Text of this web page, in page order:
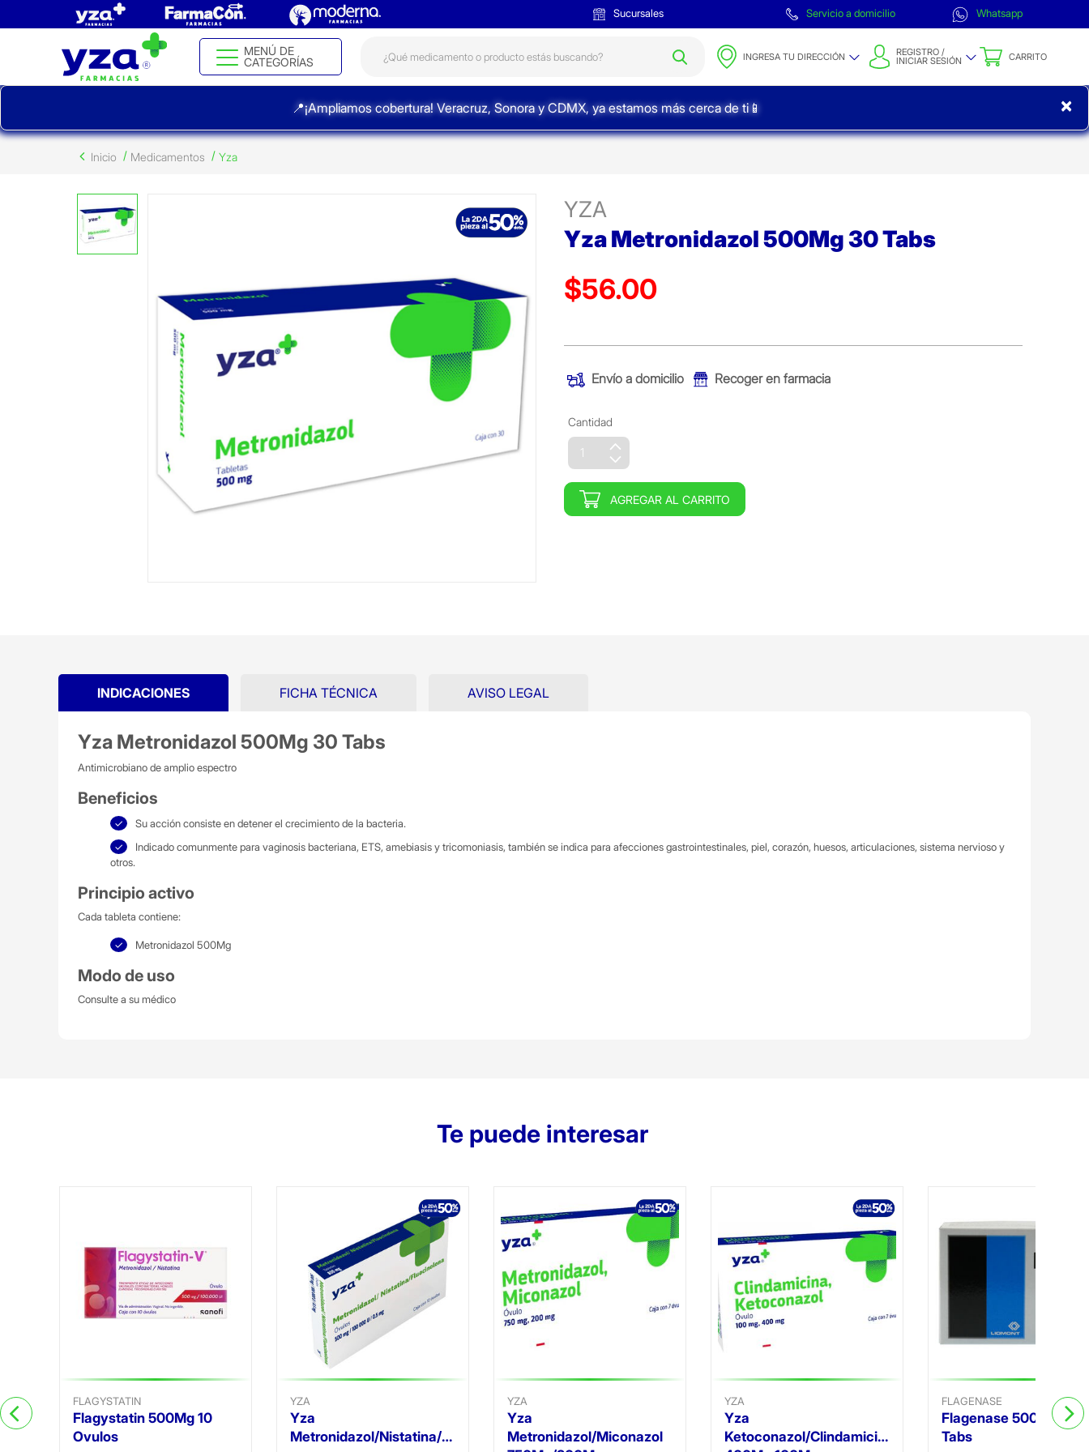
Sucursales Servicio a domicilio Whatsapp
MENÚ DE
CATEGORÍAS
INGRESA TU DIRECCIÓN REGISTRO /
INICIAR SESIÓN CARRITO
📍¡Ampliamos cobertura! Veracruz, Sonora y CDMX, ya estamos más cerca de ti📱 ×
Inicio Medicamentos Yza
YZA
Yza Metronidazol 500Mg 30 Tabs
Precio reducido de
$56.00
Envío a domicilio Recoger en farmacia
Cantidad
AGREGAR AL CARRITO
INDICACIONES
Yza Metronidazol 500Mg 30 Tabs
Antimicrobiano de amplio espectro
Beneficios
Su acción consiste en detener el crecimiento de la bacteria.
Indicado comunmente para vaginosis bacteriana, ETS, amebiasis y tricomoniasis, también se indica para afecciones gastrointestinales, piel, corazón, huesos, articulaciones, sistema nervioso y
otros.
Principio activo
Cada tableta contiene:
Metronidazol 500Mg
Modo de uso
Consulte a su médico
FICHA TÉCNICA AVISO LEGAL
Te puede interesar
FLAGYSTATIN
Flagystatin 500Mg 10
Ovulos
YZA
Yza
Metronidazol/Nistatina/Fluocinolona
YZA
Yza
Metronidazol/Miconazol
YZA
Yza
Ketoconazol/Clindamicina
FLAGENASE
Flagenase 500Mg 30
Tabs